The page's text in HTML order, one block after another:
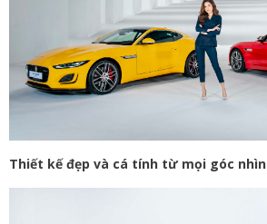
Thiết kế đẹp và cá tính từ mọi góc nhìn